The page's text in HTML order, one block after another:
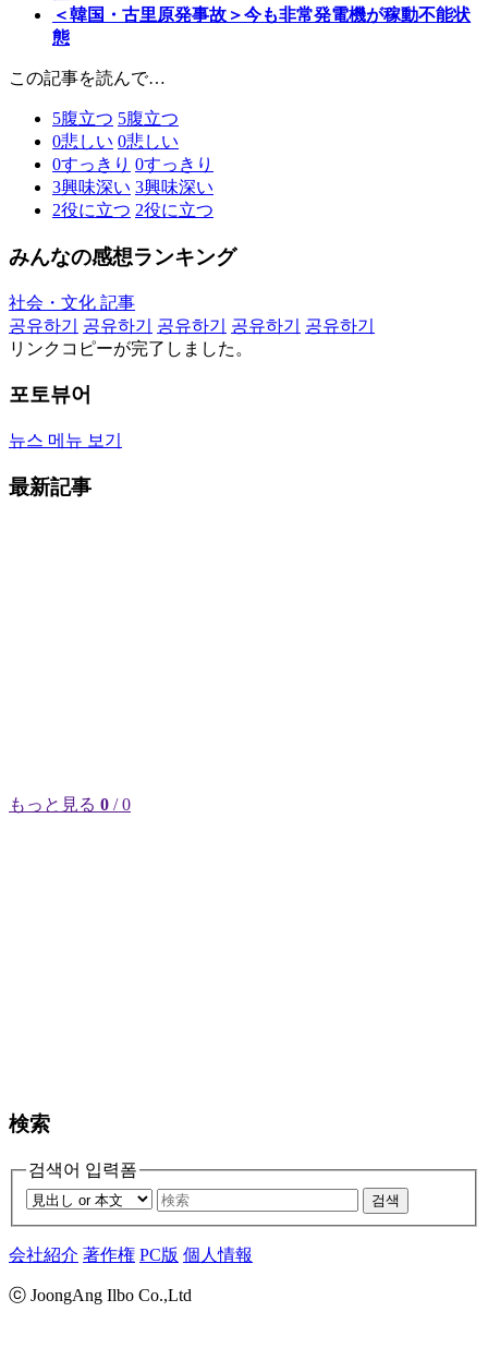
＜韓国・古里原発事故＞今も非常発電機が稼動不能状
態
この記事を読んで…
5腹立つ 5腹立つ
0悲しい 0悲しい
0すっきり 0すっきり
3興味深い 3興味深い
2役に立つ 2役に立つ
みんなの感想ランキング
社会・文化 記事
공유하기
공유하기 공유하기 공유하기
공유하기
リンクコピーが完了しました。
포토뷰어
뉴스 메뉴 보기
最新記事
もっと見る 0 / 0
検索
검색어 입력폼
검색
会社紹介 著作権 PC版 個人情報
ⓒ JoongAng Ilbo Co.,Ltd